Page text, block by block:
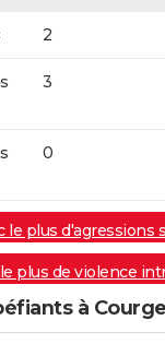
2
3
0
le plus d'agressions
plus de violence
à